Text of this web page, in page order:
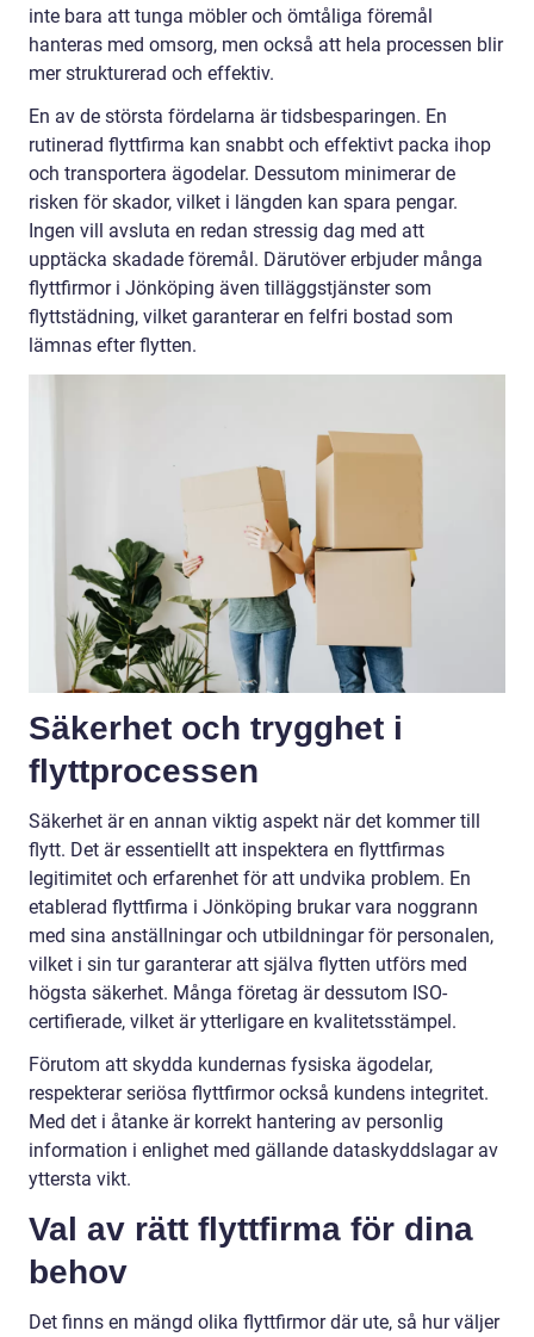
inte bara att tunga möbler och ömtåliga föremål
hanteras med omsorg, men också att hela processen blir
mer strukturerad och effektiv.
En av de största fördelarna är tidsbesparingen. En
rutinerad flyttfirma kan snabbt och effektivt packa ihop
och transportera ägodelar. Dessutom minimerar de
risken för skador, vilket i längden kan spara pengar.
Ingen vill avsluta en redan stressig dag med att
upptäcka skadade föremål. Därutöver erbjuder många
flyttfirmor i Jönköping även tilläggstjänster som
flyttstädning, vilket garanterar en felfri bostad som
lämnas efter flytten.
Säkerhet och trygghet i
flyttprocessen
Säkerhet är en annan viktig aspekt när det kommer till
flytt. Det är essentiellt att inspektera en flyttfirmas
legitimitet och erfarenhet för att undvika problem. En
etablerad flyttfirma i Jönköping brukar vara noggrann
med sina anställningar och utbildningar för personalen,
vilket i sin tur garanterar att själva flytten utförs med
högsta säkerhet. Många företag är dessutom ISO-
certifierade, vilket är ytterligare en kvalitetsstämpel.
Förutom att skydda kundernas fysiska ägodelar,
respekterar seriösa flyttfirmor också kundens integritet.
Med det i åtanke är korrekt hantering av personlig
information i enlighet med gällande dataskyddslagar av
yttersta vikt.
Val av rätt flyttfirma för dina
behov
Det finns en mängd olika flyttfirmor där ute, så hur väljer